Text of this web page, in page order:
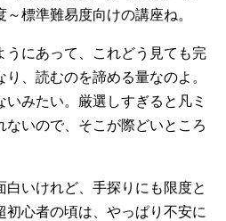
標準難易度向けの講座ね。
うにあって、これどう見ても完
、読むのを諦める量なのよ。
みたい。厳選しすぎると凡ミ
ないので、そこが際どいところ
いけれど、手探りにも限度と
初心者の頃は、やっぱり不安に